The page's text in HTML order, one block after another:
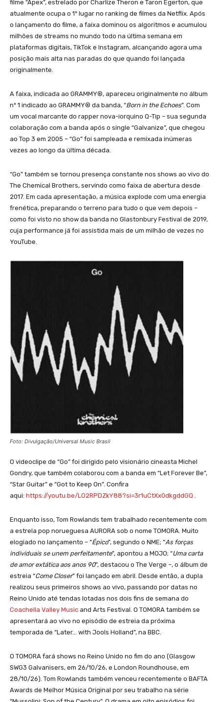
filme “Apex”, estrelado por Charlize Theron e Taron Egerton, que
atualmente ocupa o 1º lugar no ranking de filmes da Netflix. Após
o lançamento do filme, a faixa dominou os algoritmos e acumulou
milhões de streams no mundo todo na última semana em
plataformas digitais, TikTok e Instagram, alcançando agora uma
posição mais alta nas paradas do que quando foi lançada
originalmente.
A faixa, indicada ao GRAMMY®, apareceu originalmente no álbum
nº 1 indicado ao GRAMMY® da banda, “Born in the Echoes”. Com
um vocal marcante do rapper nova-iorquino Q-Tip – sua segunda
colaboração com a banda após o single “Galvanize”, que chegou
ao Top 3 em 2005 – “Go” foi sampleada e remixada inúmeras
vezes ao longo da última década.
“Go” também se tornou presença constante nos shows ao vivo do
The Chemical Brothers, servindo como faixa de abertura desde
2017. Em cada apresentação, a música explode com uma energia
frenética, preparando o terreno para tudo o que vem depois –
como foi visto no show da banda no Glastonbury Festival de 2019,
cuja performance já foi assistida mais de um milhão de vezes no
YouTube.
Foto: Divulgação/Universal Music Brasil
O videoclipe de “Go” foi dirigido pelo visionário cineasta Michel
Gondry, que também colaborou com a banda em “Let Forever Be”,
“Star Guitar” e “Got to Keep On”. Confira
aqui: https://youtu.be/LO2RPDZkY88?si=3r1uCtXx0dkgddGQ .
Enquanto isso, Tom Rowlands tem trabalhado recentemente com
a estrela pop norueguesa AURORA sob o nome TOMORA. Muito
elogiado no lançamento – “Épico”, segundo o NME; “As forças
individuais se unem perfeitamente”, apontou a MOJO; “Uma carta
de amor extática aos anos 90”, destacou o The Verge –, o álbum de
estreia “Come Closer” foi lançado em abril. Desde então, a dupla
realizou seus primeiros shows ao vivo, passando por datas no
Reino Unido até tendas lotadas nos dois fins de semana do
Coachella Valley Music and Arts Festival. O TOMORA também se
apresentará ao vivo no episódio de estreia da próxima
temporada de “Later… with Jools Holland”, na BBC.
O TOMORA fará shows no Reino Unido no fim do ano (Glasgow
SWG3 Galvanisers, em 26/10/26, e London Roundhouse, em
28/10/26). Tom Rowlands também venceu recentemente o BAFTA
Awards de Melhor Música Original por seu trabalho na série